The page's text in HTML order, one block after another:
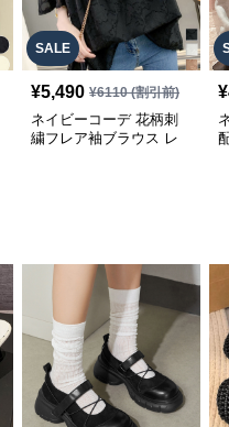
SALE
¥5,490 ¥6110(割引前)
ネイビーコーデ 花柄刺
繍フレア袖ブラウス レ
¥